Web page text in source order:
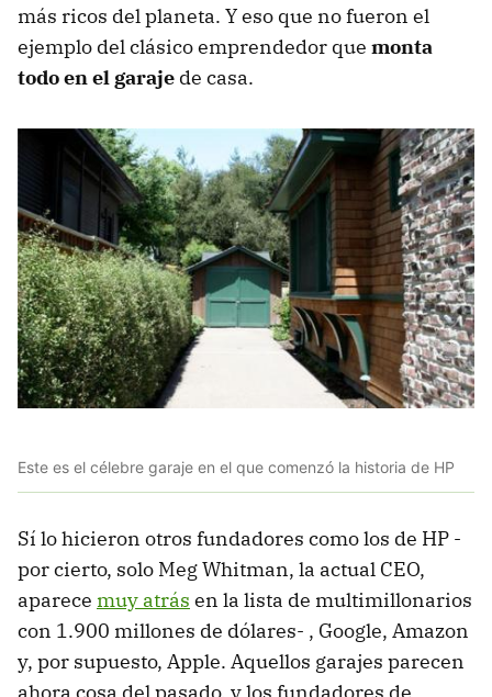
más ricos del planeta. Y eso que no fueron el
ejemplo del clásico emprendedor que monta
todo en el garaje de casa.
Este es el célebre garaje en el que comenzó la historia de HP
Sí lo hicieron otros fundadores como los de HP -
por cierto, solo Meg Whitman, la actual CEO,
aparece muy atrás en la lista de multimillonarios
con 1.900 millones de dólares- , Google, Amazon
y, por supuesto, Apple. Aquellos garajes parecen